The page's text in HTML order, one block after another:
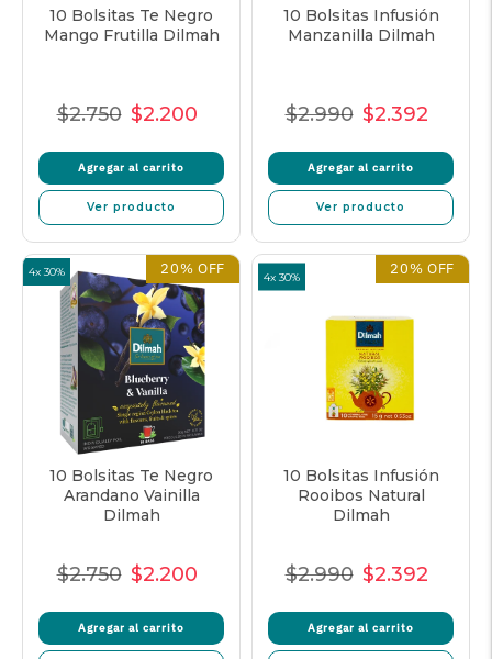
10 Bolsitas Te Negro
Mango Frutilla Dilmah
Precio
$2.750 Precio
oferta
$2.200
Agregar al carrito
Ver producto
10 Bolsitas Infusión
Manzanilla Dilmah
Precio
$2.990 Precio
oferta
$2.392
Agregar al carrito
Ver producto
20% OFF
10 Bolsitas Te Negro
Arandano Vainilla
Dilmah
Precio
$2.750 Precio
oferta
$2.200
Agregar al carrito
4x 30% 4x 30% 20% OFF
10 Bolsitas Infusión
Rooibos Natural
Dilmah
Precio
$2.990 Precio
oferta
$2.392
Agregar al carrito